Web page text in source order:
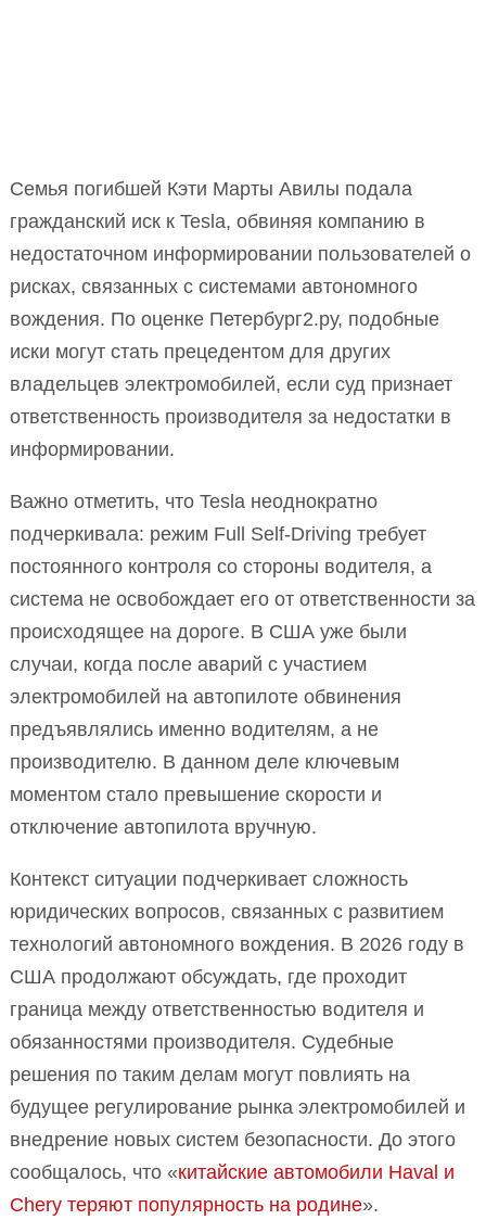
Семья погибшей Кэти Марты Авилы подала
гражданский иск к Tesla, обвиняя компанию в
недостаточном информировании пользователей о
рисках, связанных с системами автономного
вождения. По оценке Петербург2.ру, подобные
иски могут стать прецедентом для других
владельцев электромобилей, если суд признает
ответственность производителя за недостатки в
информировании.
Важно отметить, что Tesla неоднократно
подчеркивала: режим Full Self-Driving требует
постоянного контроля со стороны водителя, а
система не освобождает его от ответственности за
происходящее на дороге. В США уже были
случаи, когда после аварий с участием
электромобилей на автопилоте обвинения
предъявлялись именно водителям, а не
производителю. В данном деле ключевым
моментом стало превышение скорости и
отключение автопилота вручную.
Контекст ситуации подчеркивает сложность
юридических вопросов, связанных с развитием
технологий автономного вождения. В 2026 году в
США продолжают обсуждать, где проходит
граница между ответственностью водителя и
обязанностями производителя. Судебные
решения по таким делам могут повлиять на
будущее регулирование рынка электромобилей и
внедрение новых систем безопасности. До этого
сообщалось, что «китайские автомобили Haval и
Chery теряют популярность на родине».